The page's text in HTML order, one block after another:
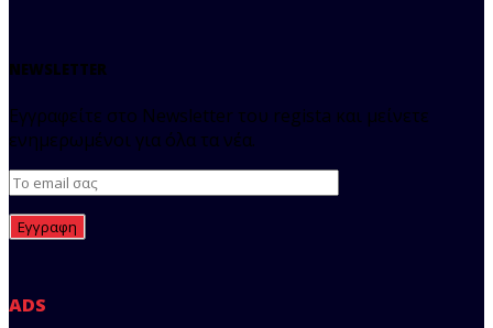
NEWSLETTER
Εγγραφείτε στο Newsletter του regista και μείνετε
ενημερωμένοι για όλα τα νέα.
ADS